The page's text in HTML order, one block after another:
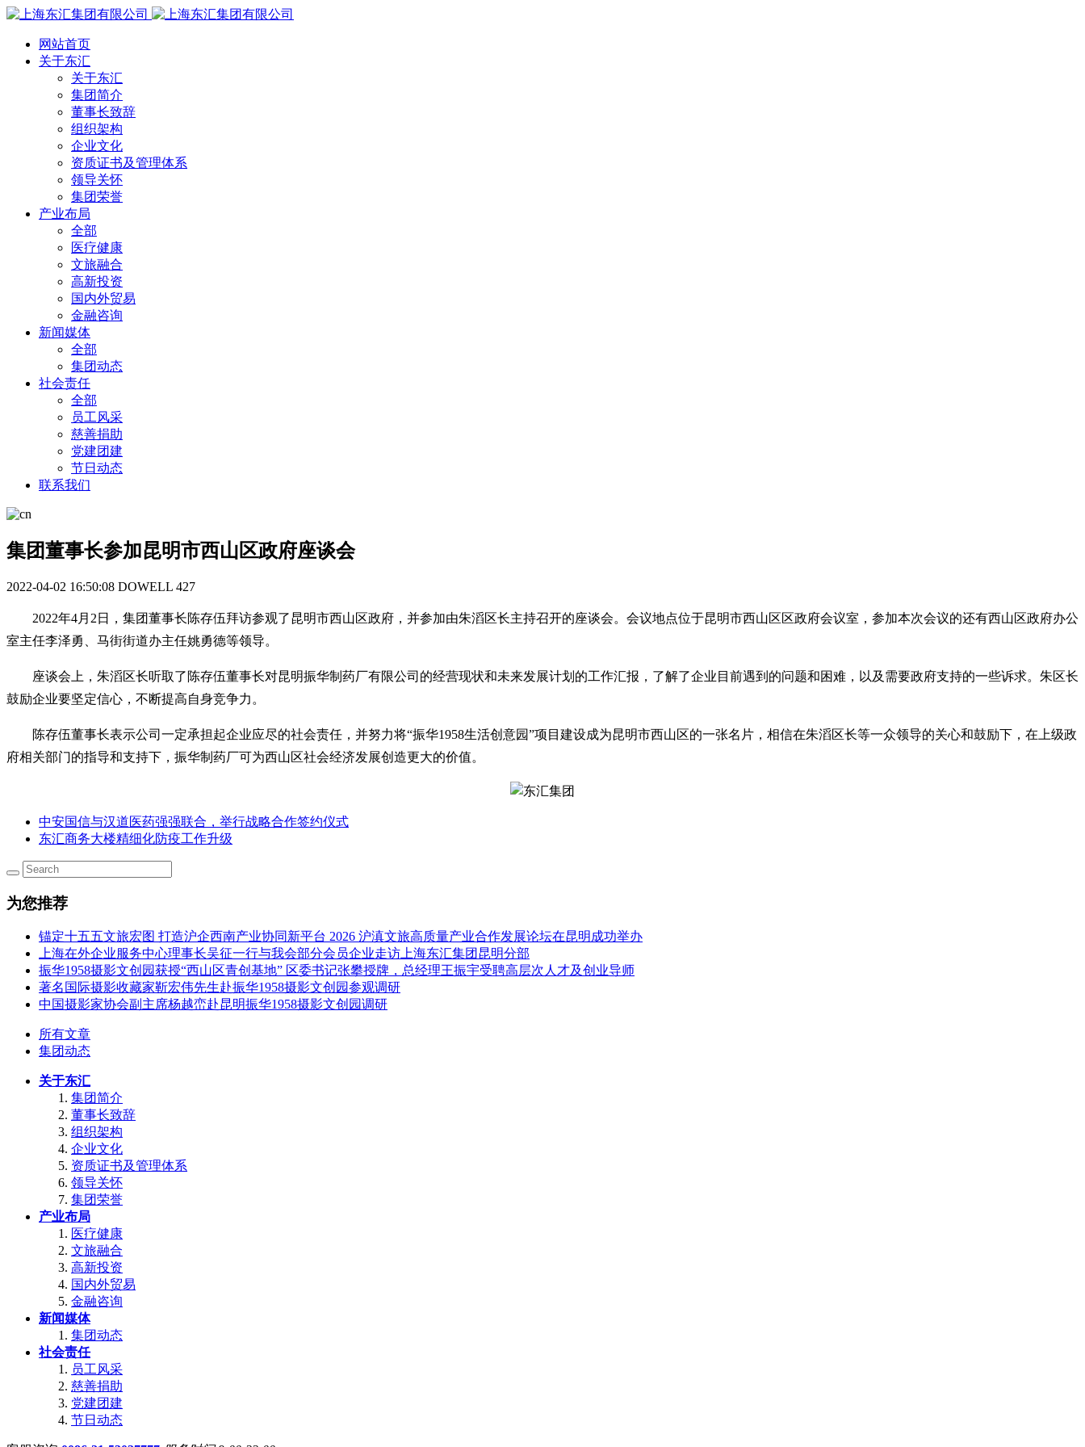
网站首页
关于东汇
关于东汇
集团简介
董事长致辞
组织架构
企业文化
资质证书及管理体系
领导关怀
集团荣誉
产业布局
全部
医疗健康
文旅融合
高新投资
国内外贸易
金融咨询
新闻媒体
全部
集团动态
社会责任
全部
员工风采
慈善捐助
党建团建
节日动态
联系我们
集团董事长参加昆明市西山区政府座谈会
2022-04-02 16:50:08 DOWELL 427
2022年4月2日，集团董事长陈存伍拜访参观了昆明市西山区政府，并参加由朱滔区长主持召开的座谈会。会议地点位于昆明市西山区区政府会议室，参加本次会议的还有西山区政府办公
室主任李泽勇、马街街道办主任姚勇德等领导。
座谈会上，朱滔区长听取了陈存伍董事长对昆明振华制药厂有限公司的经营现状和未来发展计划的工作汇报，了解了企业目前遇到的问题和困难，以及需要政府支持的一些诉求。朱区长
鼓励企业要坚定信心，不断提高自身竞争力。
陈存伍董事长表示公司一定承担起企业应尽的社会责任，并努力将“振华1958生活创意园”项目建设成为昆明市西山区的一张名片，相信在朱滔区长等一众领导的关心和鼓励下，在上级政
府相关部门的指导和支持下，振华制药厂可为西山区社会经济发展创造更大的价值。
中安国信与汉道医药强强联合，举行战略合作签约仪式
东汇商务大楼精细化防疫工作升级
为您推荐
锚定十五五文旅宏图 打造沪企西南产业协同新平台 2026 沪滇文旅高质量产业合作发展论坛在昆明成功举办
上海在外企业服务中心理事长吴征一行与我会部分会员企业走访上海东汇集团昆明分部
振华1958摄影文创园获授“西山区青创基地” 区委书记张攀授牌，总经理王振宇受聘高层次人才及创业导师
著名国际摄影收藏家靳宏伟先生赴振华1958摄影文创园参观调研
中国摄影家协会副主席杨越峦赴昆明振华1958摄影文创园调研
所有文章
集团动态
关于东汇
集团简介
董事长致辞
组织架构
企业文化
资质证书及管理体系
领导关怀
集团荣誉
产业布局
医疗健康
文旅融合
高新投资
国内外贸易
金融咨询
新闻媒体
集团动态
社会责任
员工风采
慈善捐助
党建团建
节日动态